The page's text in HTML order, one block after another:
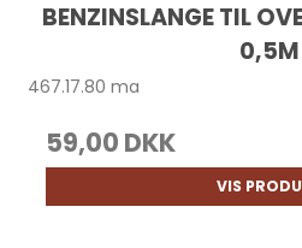
BENZINSLANGE TIL
0,5M
467.17.80 ma
59,00 DKK
VIS